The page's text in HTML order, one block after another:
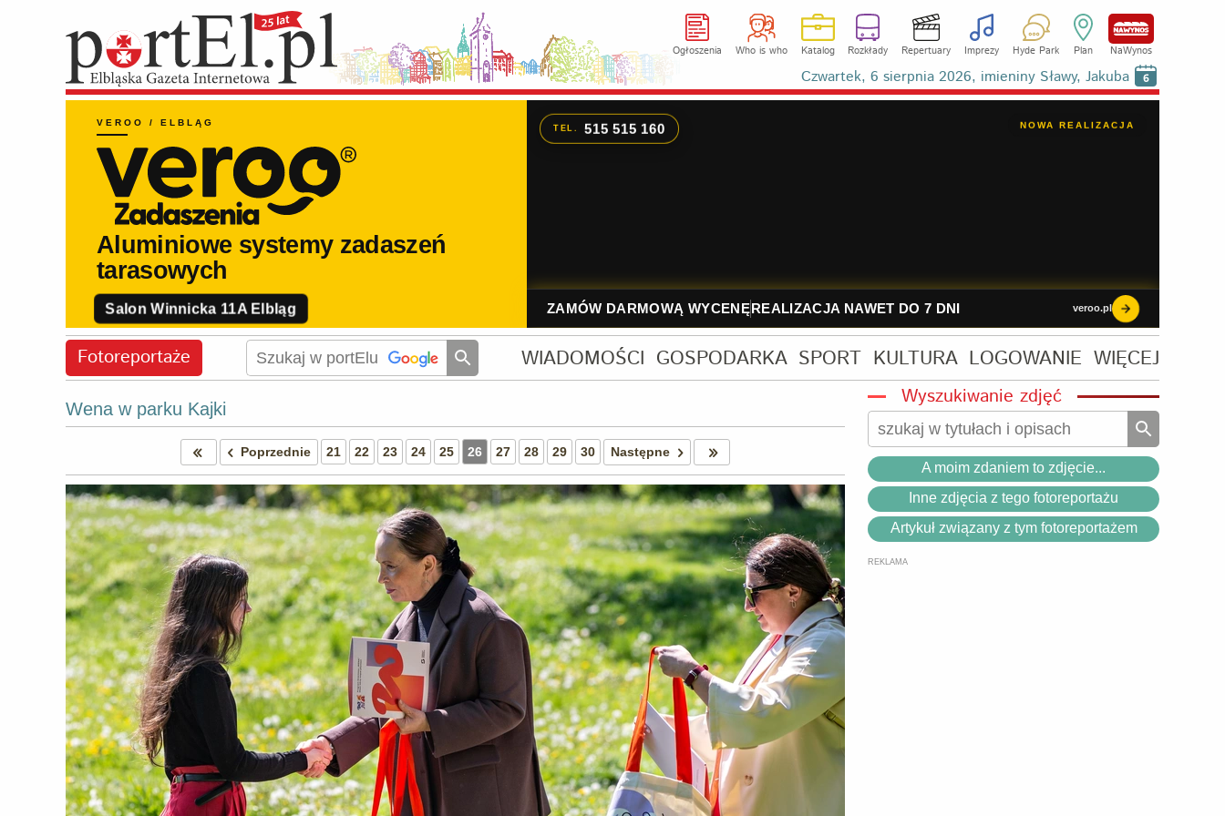
Ogłoszenia Who is who Katalog Rozkłady Repertuary Imprezy Hyde Park Plan NaWynos
Czwartek, 6 sierpnia 2026, imieniny Sławy, Jakuba 6
Fotoreportaże WIADOMOŚCI GOSPODARKA SPORT KULTURA LOGOWANIE WIĘCEJ
Wena w parku Kajki
Poprzednie 21 22 23 24 25 26 27 28 29 30 Następne
Wyszukiwanie zdjęć
A moim zdaniem to zdjęcie...
Inne zdjęcia z tego fotoreportażu
Artykuł związany z tym fotoreportażem